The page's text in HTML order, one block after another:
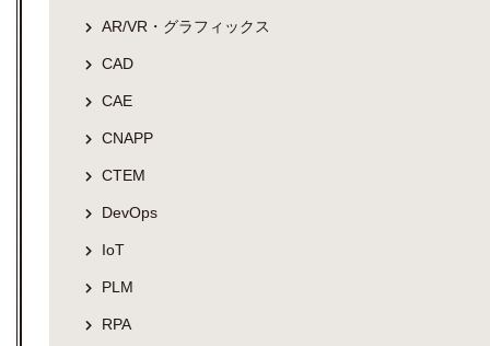
AR/VR・グラフィックス
CAD
CAE
CNAPP
CTEM
DevOps
IoT
PLM
RPA